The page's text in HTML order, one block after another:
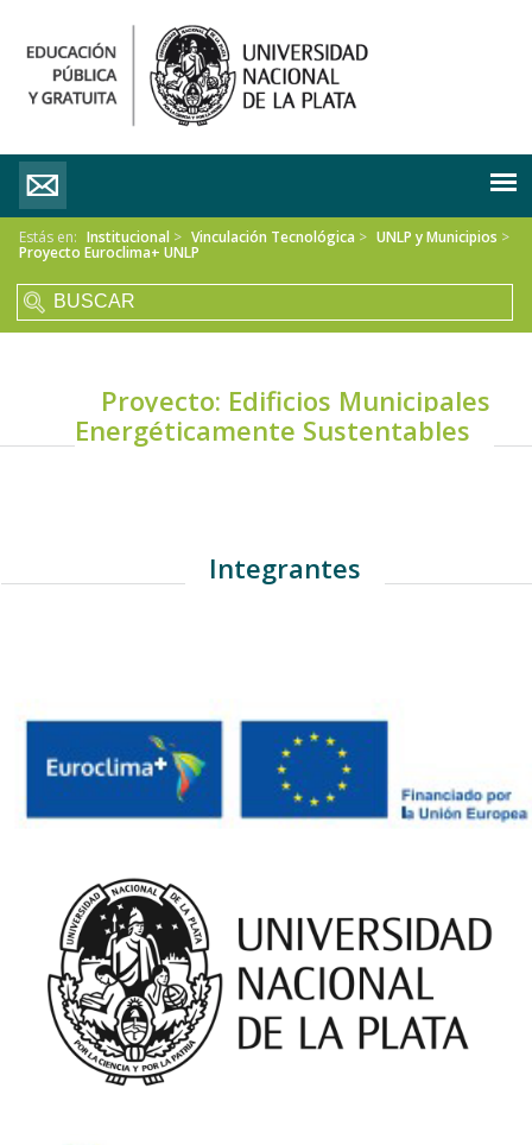
Estás en: Institucional > Vinculación Tecnológica > UNLP y Municipios >
Proyecto Euroclima+ UNLP
Proyecto: Edificios Municipales
Energéticamente Sustentables
Integrantes